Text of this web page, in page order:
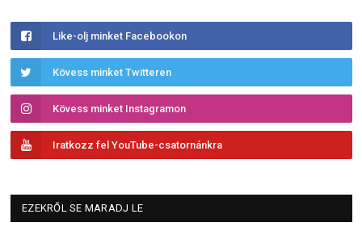
Like-olj minket Facebookon
Kövess minket Twitteren
Kövess minket Instagramon
Iratkozz fel YouTube-csatornánkra
EZEKRŐL SE MARADJ LE